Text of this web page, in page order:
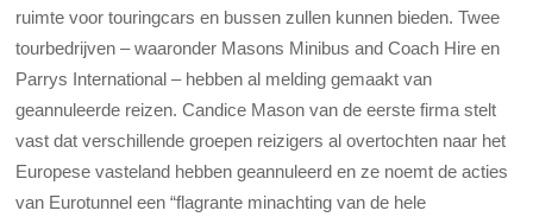
ruimte voor touringcars en bussen zullen kunnen bieden. Twee
tourbedrijven – waaronder Masons Minibus and Coach Hire en
Parrys International – hebben al melding gemaakt van
geannuleerde reizen. Candice Mason van de eerste firma stelt
vast dat verschillende groepen reizigers al overtochten naar het
Europese vasteland hebben geannuleerd en ze noemt de acties
van Eurotunnel een “flagrante minachting van de hele